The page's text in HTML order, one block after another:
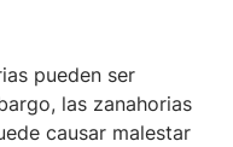
pueden ser
las zanahorias
causar malestar